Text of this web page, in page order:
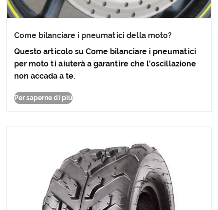
Come bilanciare i pneumatici della moto?
Questo articolo su Come bilanciare i pneumatici
per moto ti aiuterà a garantire che l'oscillazione
non accada a te.
Per saperne di più